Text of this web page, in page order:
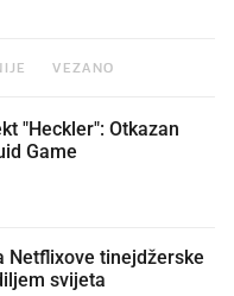
VEZANO
"Heckler": Otkazan
Game
Netflixove tinejdžerske
svijeta